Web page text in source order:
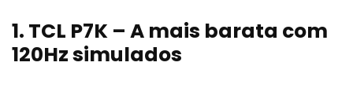
1. TCL P7K – A mais barata com
120Hz simulados